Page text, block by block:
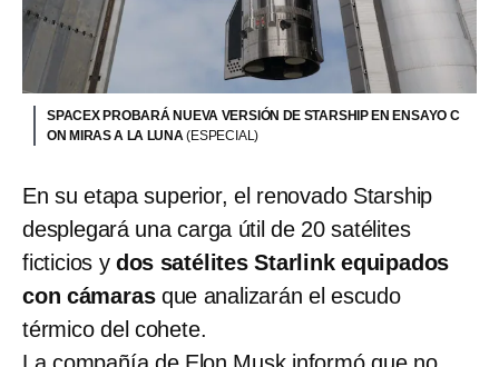
SPACEX PROBARÁ NUEVA VERSIÓN DE STARSHIP EN ENSAYO C
ON MIRAS A LA LUNA(ESPECIAL)
En su etapa superior, el renovado Starship
desplegará una carga útil de 20 satélites
ficticios y dos satélites Starlink equipados
con cámarasque analizarán el escudo
térmico del cohete.